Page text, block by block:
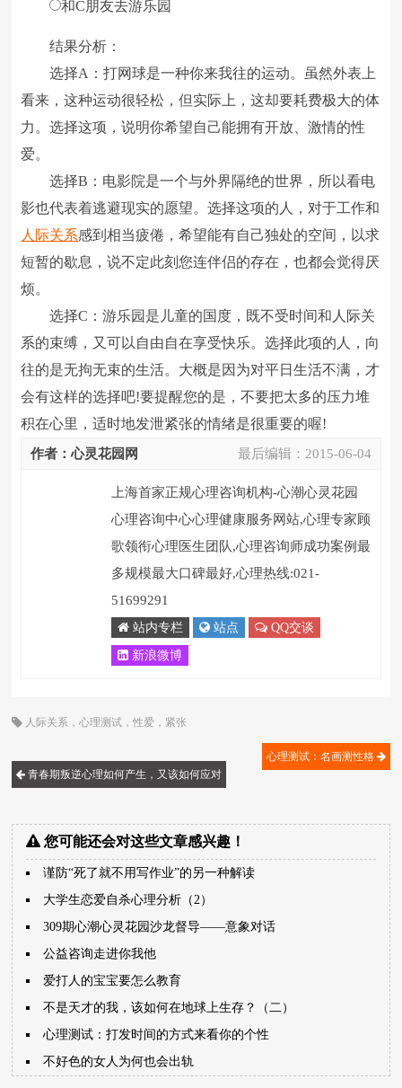
和C朋友去游乐园
结果分析：
选择A：打网球是一种你来我往的运动。虽然外表上
看来，这种运动很轻松，但实际上，这却要耗费极大的体
力。选择这项，说明你希望自己能拥有开放、激情的性
爱。
选择B：电影院是一个与外界隔绝的世界，所以看电
影也代表着逃避现实的愿望。选择这项的人，对于工作和
人际关系感到相当疲倦，希望能有自己独处的空间，以求
短暂的歇息，说不定此刻您连伴侣的存在，也都会觉得厌
烦。
选择C：游乐园是儿童的国度，既不受时间和人际关
系的束缚，又可以自由自在享受快乐。选择此项的人，向
往的是无拘无束的生活。大概是因为对平日生活不满，才
会有这样的选择吧!要提醒您的是，不要把太多的压力堆
积在心里，适时地发泄紧张的情绪是很重要的喔!
最后编辑： 2015-06-04
作者：心灵花园网
上海首家正规心理咨询机构-心潮心灵花园
心理咨询中心心理健康服务网站,心理专家顾
歌领衔心理医生团队,心理咨询师成功案例最
多规模最大口碑最好,心理热线:021-
51699291
站内专栏 站点 QQ交谈
新浪微博
人际关系 ，心理测试 ，性爱 ， 紧张
青春期叛逆心理如何产生，又该如何应对
心理测试：名画测性格
您可能还会对这些文章感兴趣！
谨防“死了就不用写作业”的另一种解读
大学生恋爱自杀心理分析（2）
309期心潮心灵花园沙龙督导――意象对话
公益咨询走进你我他
爱打人的宝宝要怎么教育
不是天才的我，该如何在地球上生存？（二）
心理测试：打发时间的方式来看你的个性
不好色的女人为何也会出轨